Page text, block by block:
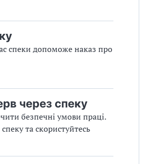
спеки допоможе наказ про
через спеку
безпечні умови праці.
та скористуйтесь